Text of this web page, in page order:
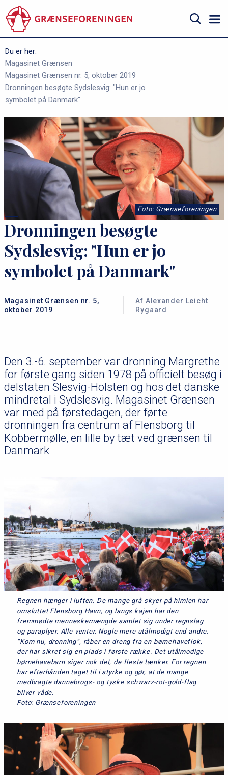
til
hovedindhold
Søg
Du er her:
Magasinet Grænsen
Magasinet Grænsen nr. 5, oktober 2019
Dronningen besøgte Sydslesvig: "Hun er jo
symbolet på Danmark"
Foto: Grænseforeningen
Dronningen besøgte
Sydslesvig: "Hun er jo
symbolet på Danmark"
Magasinet Grænsen nr. 5,
oktober 2019
Af Alexander Leicht
Rygaard
Den 3.-6. september var dronning Margrethe
for første gang siden 1978 på officielt besøg i
delstaten Slesvig-Holsten og hos det danske
mindretal i Sydslesvig. Magasinet Grænsen
var med på førstedagen, der førte
dronningen fra centrum af Flensborg til
Kobbermølle, en lille by tæt ved grænsen til
Danmark
Regnen hænger i luften. De mange grå skyer på himlen har
omsluttet Flensborg Havn, og langs kajen har den
fremmødte menneskemængde samlet sig under regnslag
og paraplyer. Alle venter. Nogle mere utålmodigt end andre.
“Kom nu, dronning”, råber en dreng fra en børnehaveflok,
der har sikret sig en plads i første række. Det utålmodige
børnehavebarn siger nok det, de fleste tænker. For regnen
har efterhånden taget til i styrke og gør, at de mange
medbragte dannebrogs- og tyske schwarz-rot-gold-flag
bliver våde.
Foto: Grænseforeningen